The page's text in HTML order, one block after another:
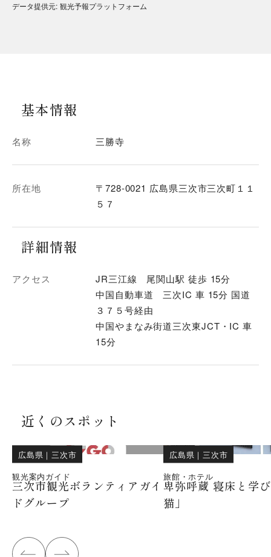
データ提供元: 観光予報プラットフォーム
基本情報
名称 三勝寺
所在地
〒728-0021 広島県三次市三次町１１
５７
詳細情報
アクセス
JR三江線 尾関山駅 徒歩 15分
中国自動車道 三次IC 車 15分 国道
３７５号経由
中国やまなみ街道三次東JCT・IC 車
15分
近くのスポット
広島県 ｜ 三次市
観光案内ガイド
三次市観光ボランティアガイ
ドグループ
広島県 ｜ 三次市
旅館・ホテル
卑弥呼蔵 寝床と学
猫」